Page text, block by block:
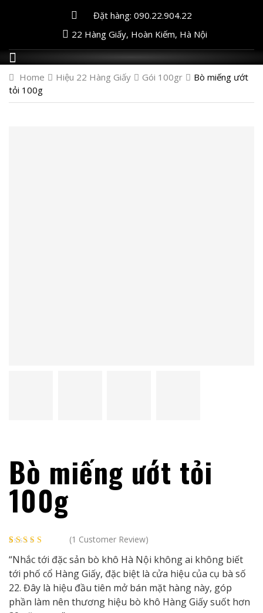
Đặt hàng: 090.22.904.22
22 Hàng Giấy, Hoàn Kiếm, Hà Nội
Home Hiệu 22 Hàng Giấy Gói 100gr
Bò miếng ướt
tỏi 100g
Bò miếng ướt tỏi
100g
of 5 based on
customer rating
(1 Customer Review)
“Nhắc tới đặc sản bò khô Hà Nội không ai không biết
tới phố cổ Hàng Giấy, đặc biệt là cửa hiệu của cụ bà số
22. Đây là hiệu đầu tiên mở bán mặt hàng này, góp
phần làm nên thương hiệu bò khô Hàng Giấy suốt hơn